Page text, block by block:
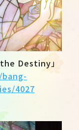
Destiny」
4027